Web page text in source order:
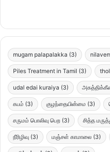
mugam palapalakka (3)
Piles Treatment in Tamil (3)
udal edai kuraiya (3)
கபம் (3) குழந்தையின்மை (3)
சருமம் பொலிவு பெற (3) சித்த
நீரிழிவு (3) மஞ்சள் காமாலை (3)